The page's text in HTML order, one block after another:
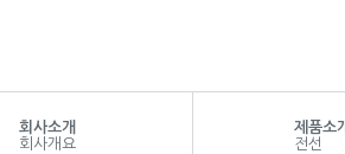
회사소개
회사개요
제품소
전선